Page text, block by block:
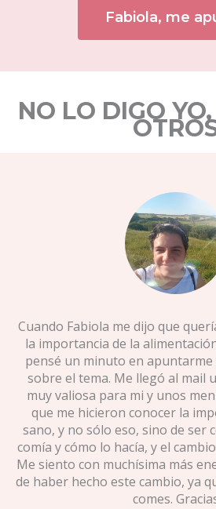
Fabiola, me
NO LO DIGO
Cuando Fabiola me dijo que
la importancia de la
pensé un minuto en apuntarme
sobre el tema. Me llegó al mail
muy valiosa para mi y unos
que me hicieron conocer la
sano, y no sólo eso, sino de ser
comía y cómo lo hacía, y el
Me siento con muchísima más
de haber hecho este cambio, ya
comes.